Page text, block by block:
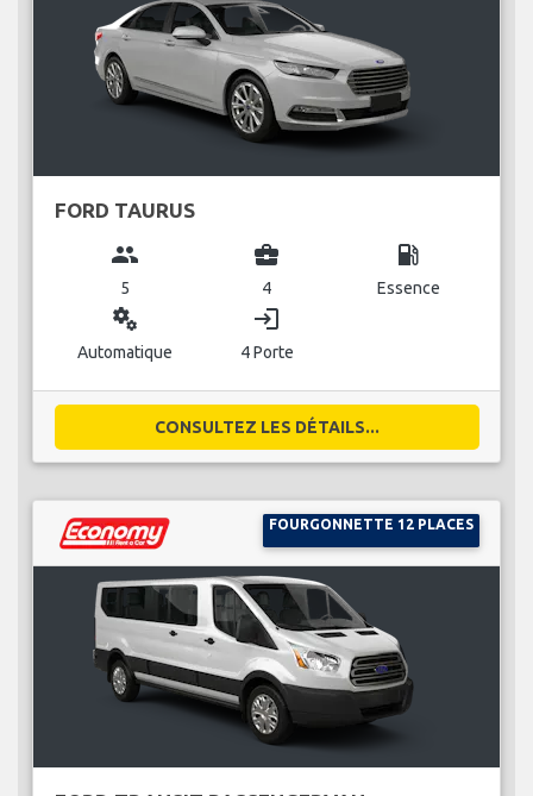
FORD TAURUS
group
5
business_center
4
local_gas_station
Essence
miscellaneous_services
Automatique
login
4 Porte
CONSULTEZ LES DÉTAILS...
FOURGONNETTE 12 PLACES